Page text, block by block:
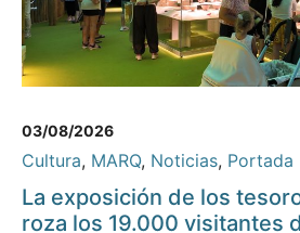
03/08/2026
Cultura, MARQ, Noticias, Portada
La exposición de los
roza los 19.000 visitantes